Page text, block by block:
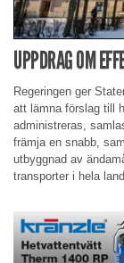
UPPDRAG OM
Regeringen ger
att lämna förslag till
administreras,
främja en snabb,
utbyggnad av
transporter i hela